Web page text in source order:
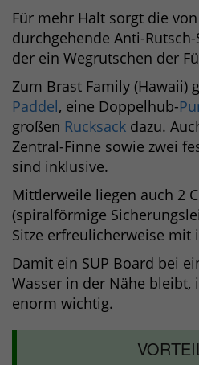
Für mehr Halt sorgt die
durchgehende Anti-
der ein Wegrutschen der
Zum Brast Family (Hawaii)
Paddel, eine Doppelhub-
großen Rucksack dazu.
Zentral-Finne sowie zwei
sind inklusive.
Mittlerweile liegen auch 2
(spiralförmige
Sitze erfreulicherweise mit
Damit ein SUP Board bei
Wasser in der Nähe bleibt,
enorm wichtig.